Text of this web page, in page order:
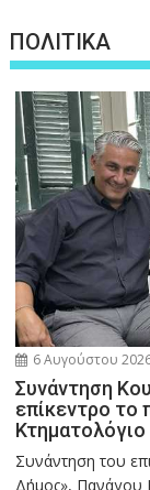
ΠΟΛΙΤΙΚΑ
6 Αυγούστου
Συνάντηση
επίκεντρο το
Κτηματολόγιο
Συνάντηση του
Δήμος», Πανάγου